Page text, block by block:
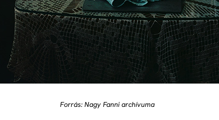
Forrás: Nagy Fanni archívuma